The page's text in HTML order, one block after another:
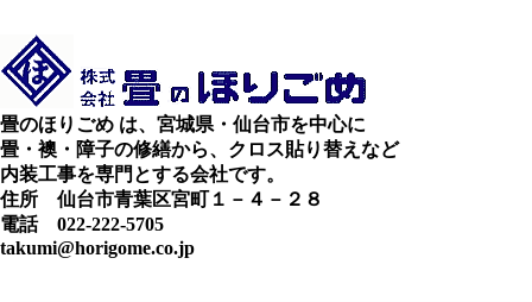
畳のほりごめ は、宮城県・仙台市を中心に
畳・襖・障子の修繕から、クロス貼り替えなど
内装工事を専門とする会社です。
住所 仙台市青葉区宮町１－４－２８
電話 022-222-5705
takumi@horigome.co.jp